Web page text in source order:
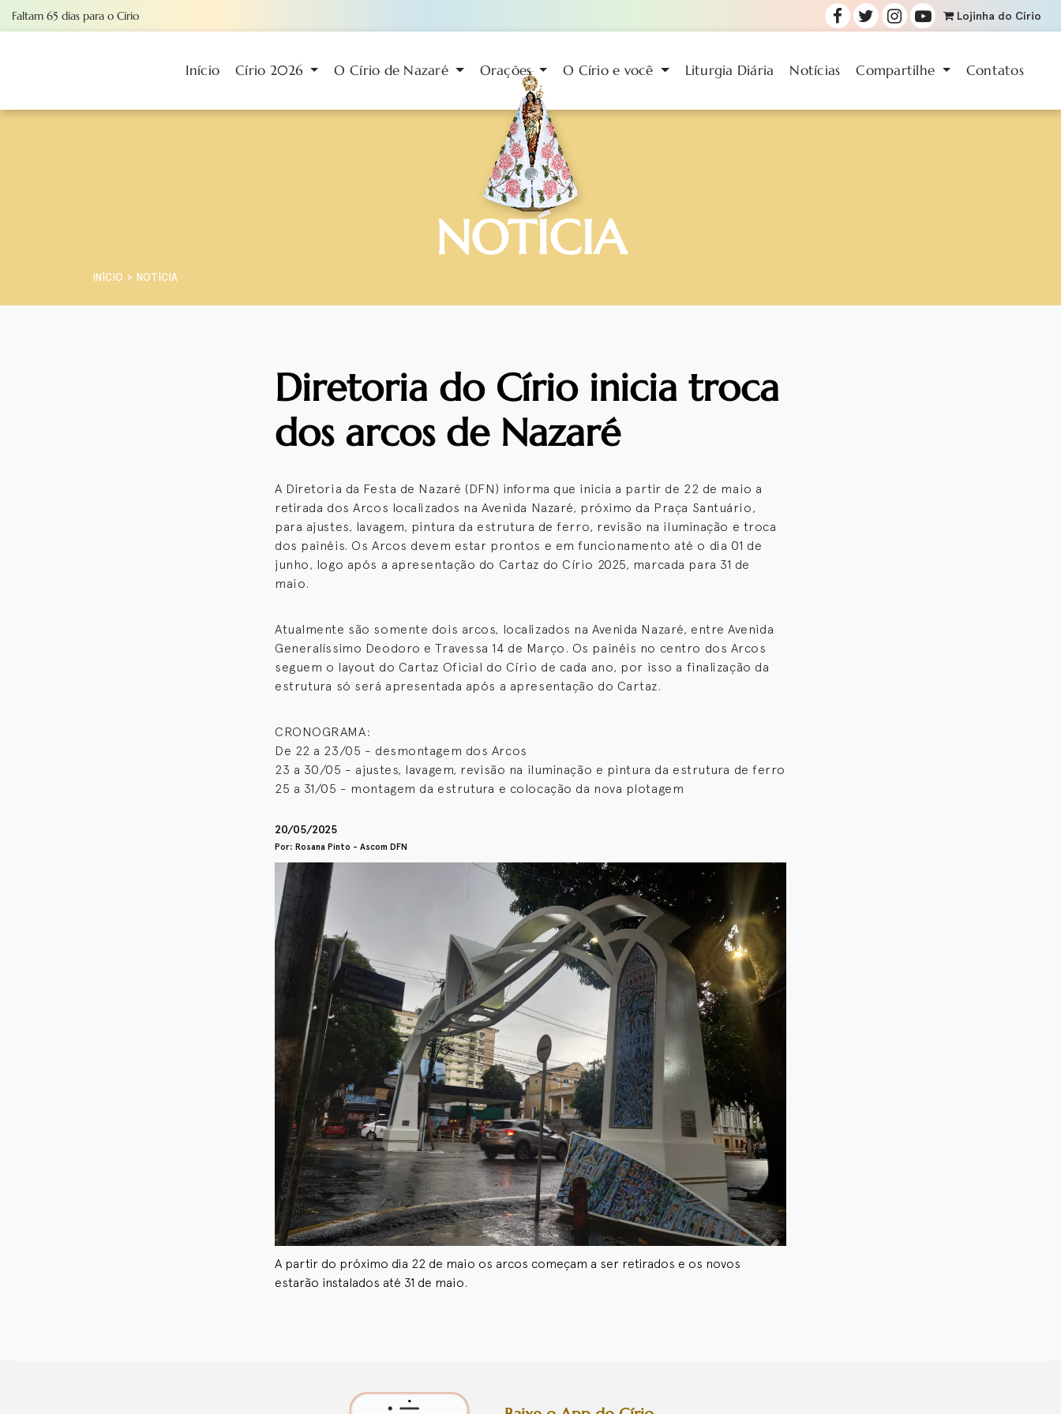
Faltam 65 dias para o Círio Lojinha do Círio
Início Círio 2026 O Círio de Nazaré Orações O Círio e você Liturgia Diária Notícias Compartilhe Contatos
NOTÍCIA
INÍCIO NOTÍCIA
Diretoria do Círio inicia troca
dos arcos de Nazaré
A Diretoria da Festa de Nazaré (DFN) informa que inicia a partir de 22 de maio a
retirada dos Arcos localizados na Avenida Nazaré, próximo da Praça Santuário,
para ajustes, lavagem, pintura da estrutura de ferro, revisão na iluminação e troca
dos painéis. Os Arcos devem estar prontos e em funcionamento até o dia 01 de
junho, logo após a apresentação do Cartaz do Círio 2025, marcada para 31 de
maio.
Atualmente são somente dois arcos, localizados na Avenida Nazaré, entre Avenida
Generalíssimo Deodoro e Travessa 14 de Março. Os painéis no centro dos Arcos
seguem o layout do Cartaz Oficial do Círio de cada ano, por isso a finalização da
estrutura só será apresentada após a apresentação do Cartaz.
CRONOGRAMA:
De 22 a 23/05 - desmontagem dos Arcos
23 a 30/05 - ajustes, lavagem, revisão na iluminação e pintura da estrutura de ferro
25 a 31/05 - montagem da estrutura e colocação da nova plotagem
20/05/2025
Por: Rosana Pinto - Ascom DFN
A partir do próximo dia 22 de maio os arcos começam a ser retirados e os novos
estarão instalados até 31 de maio.